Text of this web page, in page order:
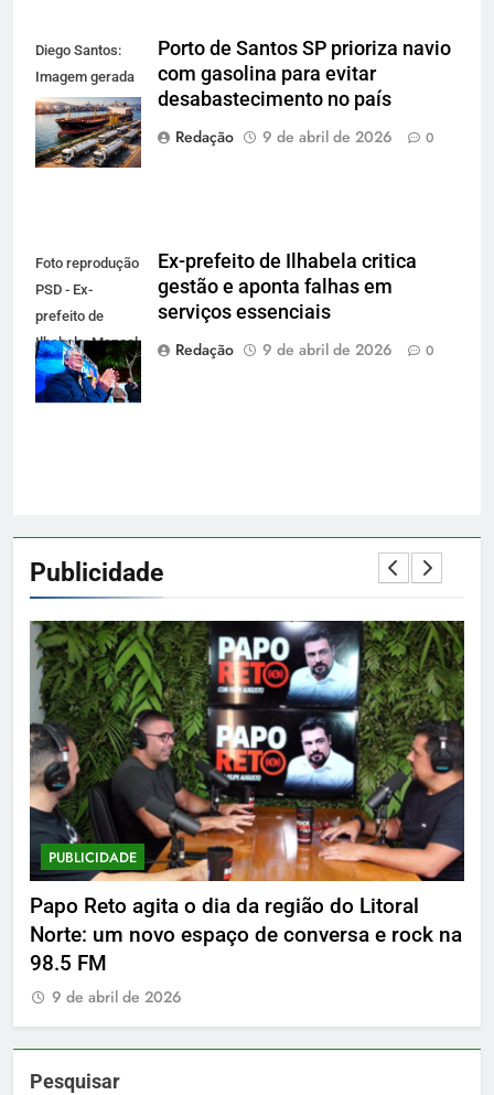
Diego Santos:
Imagem gerada
por IA para
reprodução
Porto de Santos SP prioriza navio
com gasolina para evitar
desabastecimento no país
Redação
9 de abril de 2026 0
Foto reprodução
PSD - Ex-
prefeito de
Ilhabela: Manoel
Marcos de
Jesus Ferreira
Ex-prefeito de Ilhabela critica
gestão e aponta falhas em
serviços essenciais
Redação
9 de abril de 2026 0
Publicidade
PUBLICIDADE
Papo Reto agita o dia da região do Litoral
Norte: um novo espaço de conversa e rock na
98.5 FM
9 de abril de 2026
Pesquisar